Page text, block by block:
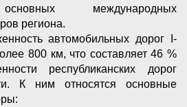
международных
региона.
автомобильных дорог I-
800 км, что составляет 46 %
республиканских дорог
К ним относятся основные